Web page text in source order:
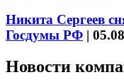
Никита Сергеев
Госдумы РФ |
Новости